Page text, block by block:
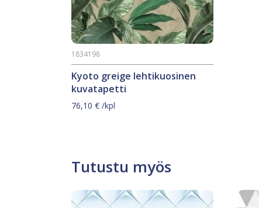
Kyoto greige lehtikuosinen
kuvatapetti
1834198
76,10 € /kpl
Tutustu myös